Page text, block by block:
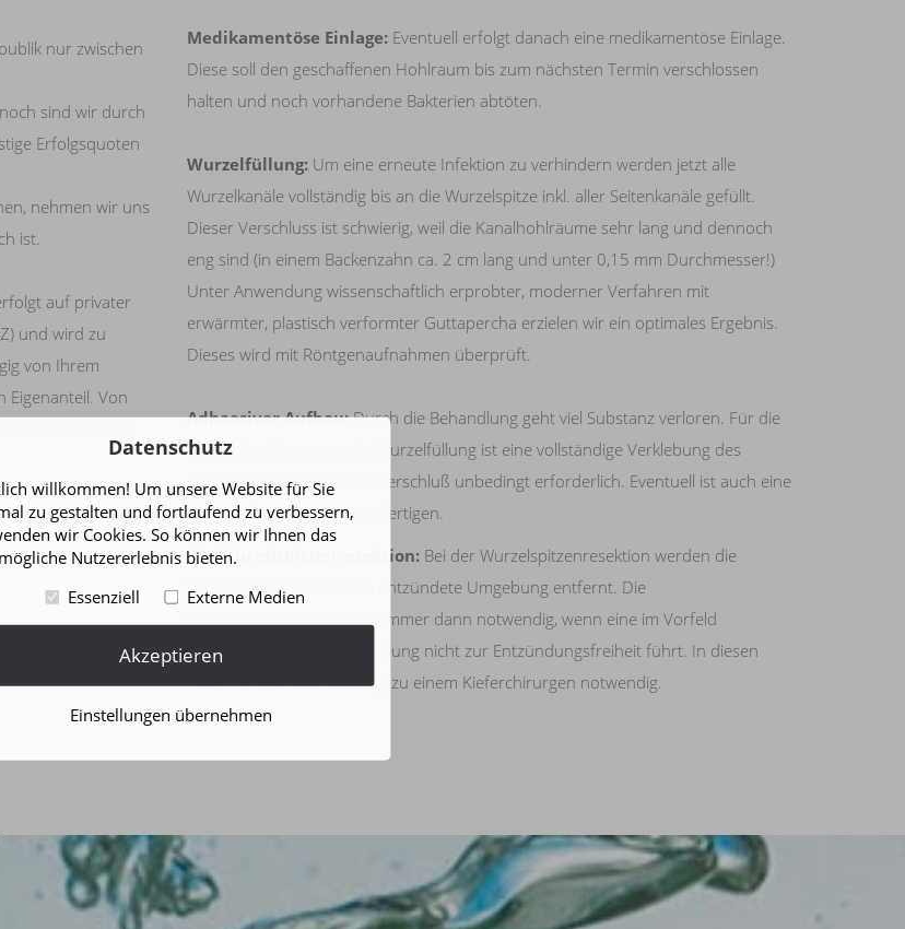
nur zwischen
sind wir durch
Erfolgsquoten
nehmen wir uns
ist.
auf privater
und wird zu
von Ihrem
Eigenanteil. Von
im
Medikamentöse Einlage: Eventuell erfolgt danach eine medikamentöse Einlage.
Diese soll den geschaffenen Hohlraum bis zum nächsten Termin verschlossen
halten und noch vorhandene Bakterien abtöten.
Wurzelfüllung: Um eine erneute Infektion zu verhindern werden jetzt alle
Wurzelkanäle vollständig bis an die Wurzelspitze inkl. aller Seitenkanäle gefüllt.
Dieser Verschluss ist schwierig, weil die Kanalhohlräume sehr lang und dennoch
eng sind (in einem Backenzahn ca. 2 cm lang und unter 0,15 mm Durchmesser!)
Unter Anwendung wissenschaftlich erprobter, moderner Verfahren mit
erwärmter, plastisch verformter Guttapercha erzielen wir ein optimales Ergebnis.
Dieses wird mit Röntgenaufnahmen überprüft.
Adhaesiver Aufbau:Durch die Behandlung geht viel Substanz verloren. Für die
langfristige Prognose der Wurzelfüllung ist eine vollständige Verklebung des
Zahnes mit Kunststoff als Verschluß unbedingt erforderlich. Eventuell ist auch eine
Krone oder Teilkrone anzufertigen.
Die Wurzelspitzenresektion: Bei der Wurzelspitzenresektion werden die
Wurzelspitze sowie deren entzündete Umgebung entfernt. Die
Wurzelspitzenresektion ist immer dann notwendig, wenn eine im Vorfeld
ausgeführte Wurzelbehandlung nicht zur Entzündungsfreiheit führt. In diesen
Fällen ist eine Überweisung zu einem Kieferchirurgen notwendig.
Datenschutz
willkommen! Um unsere Website für Sie
zu gestalten und fortlaufend zu verbessern,
wir Cookies. So können wir Ihnen das
Nutzererlebnis bieten.
Essenziell
Externe Medien
Akzeptieren
Einstellungen übernehmen